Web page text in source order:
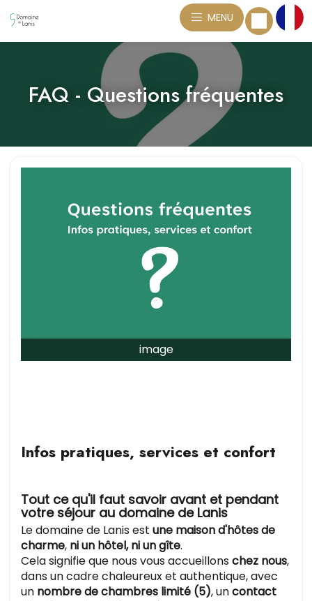
MENU
FAQ - Questions fréquentes
image
Infos pratiques, services et confort
Tout ce qu'il faut savoir avant et pendant
votre séjour au domaine de Lanis
Le domaine de Lanis est une maison d'hôtes de
charme, ni un hôtel, ni un gîte.
Cela signifie que nous vous accueillonschez nous,
dans un cadre chaleureux et authentique, avec
un nombre de chambres limité (5), uncontact